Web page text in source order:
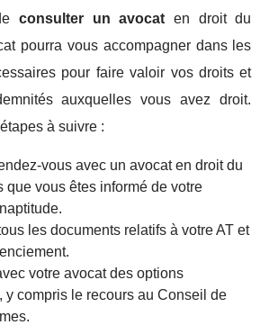
consulter un avocaten droit du
pourra vous accompagner dans les
pour faire valoir vos droits et
auxquelles vous avez droit.
à suivre :
vous avec un avocat en droit du
que vous êtes informé de votre
les documents relatifs à votre AT et
votre avocat des options
y compris le recours au Conseil de